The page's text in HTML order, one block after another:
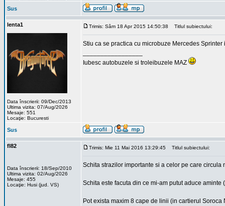
Sus
lenta1
Data înscrierii: 09/Dec/2013
Ultima vizita: 07/Aug/2026
Mesaje: 551
Locaţie: Bucuresti
Trimis: Sâm 18 Apr 2015 14:50:38 Titlul subiectului:
Stiu ca se practica cu microbuze Mercedes
Iubesc autobuzele si troleibuzele MAZ
Sus
fl82
Data înscrierii: 18/Sep/2010
Ultima vizita: 02/Aug/2026
Mesaje: 455
Locaţie: Husi (jud. VS)
Trimis: Mie 11 Mai 2016 13:29:45 Titlul subiectului:
Schita strazilor importante si a celor pe care
Schita este facuta din ce mi-am putut aduce
Pot exista maxim 8 cape de linii (in cartierul